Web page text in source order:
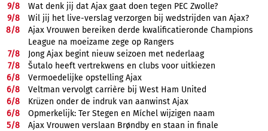
9/8
Wat denk jij dat Ajax gaat doen tegen PEC Zwolle?
9/8
Wil jij het live-verslag verzorgen bij wedstrijden van Ajax?
8/8
Ajax Vrouwen bereiken derde kwalificatieronde Champions
League na moeizame zege op Rangers
7/8
Jong Ajax begint nieuw seizoen met nederlaag
7/8
Šutalo heeft vertrekwens en clubs voor uitkiezen
6/8
Vermoedelijke opstelling Ajax
6/8
Veltman vervolgt carrière bij West Ham United
6/8
Krüzen onder de indruk van aanwinst Ajax
6/8
Opmerkelijk: Ter Stegen en Míchel wijzigen naam
5/8
Ajax Vrouwen verslaan Brøndby en staan in finale